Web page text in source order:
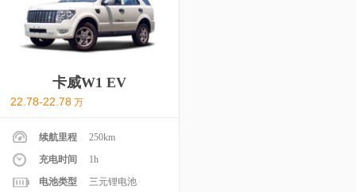
卡威W1 EV
22.78-22.78 万
续航里程
250km
充电时间
1h
电池类型
三元锂电池